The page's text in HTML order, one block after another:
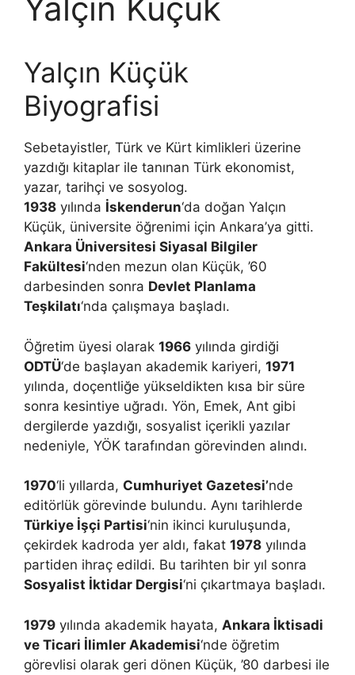
Yalçın Küçük
Yalçın Küçük
Biyografisi
Sebetayistler, Türk ve Kürt kimlikleri üzerine
yazdığı kitaplar ile tanınan Türk ekonomist,
yazar, tarihçi ve sosyolog.
1938 yılında İskenderun‘da doğan Yalçın
Küçük, üniversite öğrenimi için Ankara’ya gitti.
Ankara Üniversitesi Siyasal Bilgiler
Fakültesi‘nden mezun olan Küçük, ’60
darbesinden sonra Devlet Planlama
Teşkilatı‘nda çalışmaya başladı.
Öğretim üyesi olarak 1966 yılında girdiği
ODTÜ‘de başlayan akademik kariyeri, 1971
yılında, doçentliğe yükseldikten kısa bir süre
sonra kesintiye uğradı. Yön, Emek, Ant gibi
dergilerde yazdığı, sosyalist içerikli yazılar
nedeniyle, YÖK tarafından görevinden alındı.
1970‘li yıllarda, Cumhuriyet Gazetesi’nde
editörlük görevinde bulundu. Aynı tarihlerde
Türkiye İşçi Partisi‘nin ikinci kuruluşunda,
çekirdek kadroda yer aldı, fakat 1978 yılında
partiden ihraç edildi. Bu tarihten bir yıl sonra
Sosyalist İktidar Dergisi‘ni çıkartmaya başladı.
1979 yılında akademik hayata, Ankara İktisadi
ve Ticari İlimler Akademisi‘nde öğretim
görevlisi olarak geri dönen Küçük, ’80 darbesi ile